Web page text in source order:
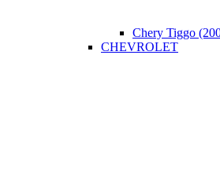
Chery Tiggo
CHEVROLET